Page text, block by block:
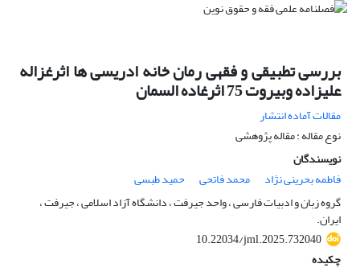
بررسی تطبیقی و فقهی رمان خانه ادریسی ها اثرغزاله
علیزاده وبیروت 75 اثرغاده السمان
مقالات آماده انتشار
نوع مقاله : مقاله پژوهشی
نویسندگان
فاطمه بحرینی نژاد
محمد فاتحی
حمید طبسی
گروه زبان و ادبیات فارسی ، واحد جیرفت ، دانشگاه آزاد اسلامی ، جیرفت ،
ایران.
10.22034/jml.2025.732040
چکیده